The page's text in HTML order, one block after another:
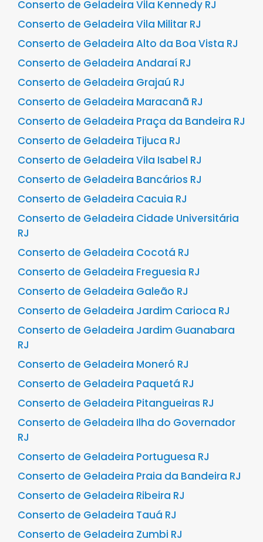
Conserto de Geladeira Vila Kennedy RJ
Conserto de Geladeira Vila Militar RJ
Conserto de Geladeira Alto da Boa Vista RJ
Conserto de Geladeira Andaraí RJ
Conserto de Geladeira Grajaú RJ
Conserto de Geladeira Maracanã RJ
Conserto de Geladeira Praça da Bandeira RJ
Conserto de Geladeira Tijuca RJ
Conserto de Geladeira Vila Isabel RJ
Conserto de Geladeira Bancários RJ
Conserto de Geladeira Cacuia RJ
Conserto de Geladeira Cidade Universitária
RJ
Conserto de Geladeira Cocotá RJ
Conserto de Geladeira Freguesia RJ
Conserto de Geladeira Galeão RJ
Conserto de Geladeira Jardim Carioca RJ
Conserto de Geladeira Jardim Guanabara
RJ
Conserto de Geladeira Moneró RJ
Conserto de Geladeira Paquetá RJ
Conserto de Geladeira Pitangueiras RJ
Conserto de Geladeira Ilha do Governador
RJ
Conserto de Geladeira Portuguesa RJ
Conserto de Geladeira Praia da Bandeira RJ
Conserto de Geladeira Ribeira RJ
Conserto de Geladeira Tauá RJ
Conserto de Geladeira Zumbi RJ